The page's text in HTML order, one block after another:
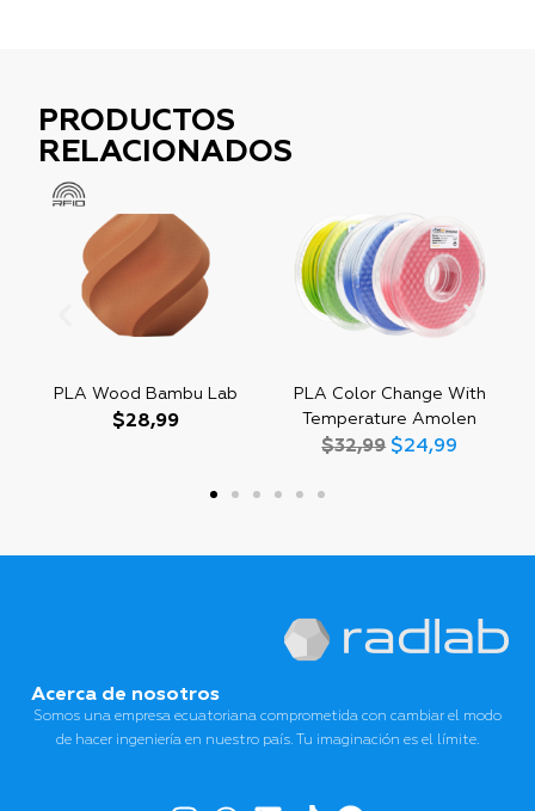
PRODUCTOS
RELACIONADOS
PLA Wood Bambu Lab
$28,99
PLA Color Change With
Temperature Amolen
$32,99 $24,99
Acerca de nosotros
Somos una empresa ecuatoriana comprometida con cambiar el modo
de hacer ingeniería en nuestro país. Tu imaginación es el límite.